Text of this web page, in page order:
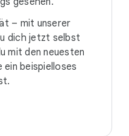
– mit unserer
dich jetzt selbst
mit den neuesten
ein beispielloses